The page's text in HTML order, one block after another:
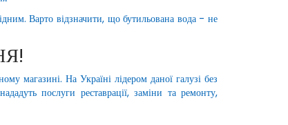
Варто відзначити, що бутильована вода - не
магазині. На Україні лідером даної галузі без
послуги реставрації, заміни та ремонту,